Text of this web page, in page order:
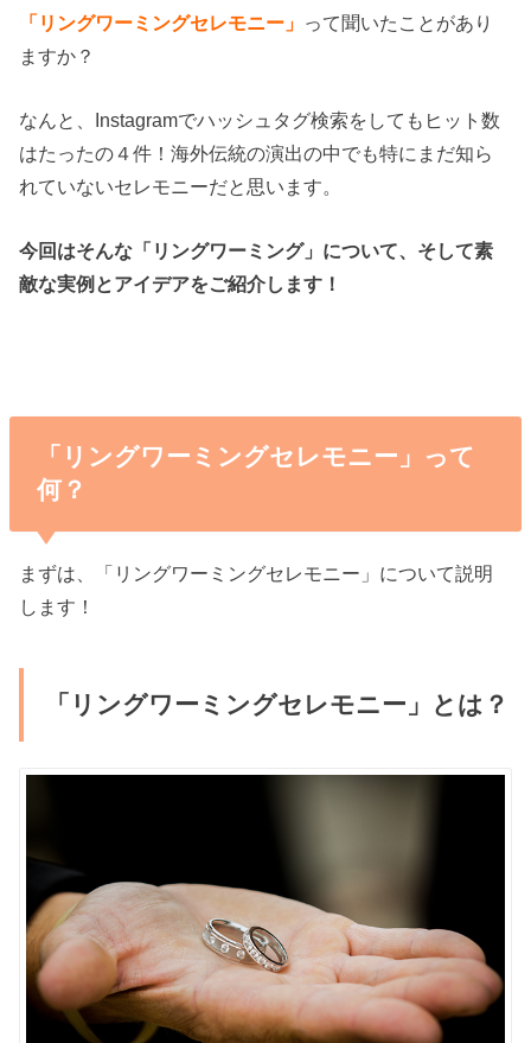
「リングワーミングセレモニー」 って聞いたことがあり
ますか？
なんと、Instagramでハッシュタグ検索をしてもヒット数
はたったの４件！海外伝統の演出の中でも特にまだ知ら
れていないセレモニーだと思います。
今回はそんな「リングワーミング」について、そして素
敵な実例とアイデアをご紹介します！
「リングワーミングセレモニー」って
何？
まずは、「リングワーミングセレモニー」について説明
します！
「リングワーミングセレモニー」とは？